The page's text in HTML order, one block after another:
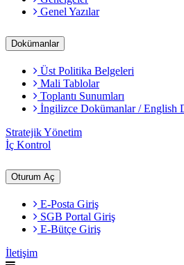
Genel Yazılar
Dokümanlar
Üst Politika Belgeleri
Mali Tablolar
Toplantı Sunumları
İngilizce Dokümanlar / English
Stratejik Yönetim
İç Kontrol
Oturum Aç
E-Posta Giriş
SGB Portal Giriş
E-Bütçe Giriş
İletişim